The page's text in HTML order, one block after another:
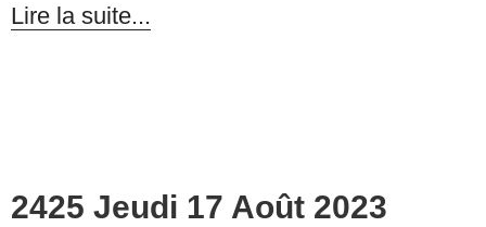
Lire la suite...
2425 Jeudi 17 Août 2023